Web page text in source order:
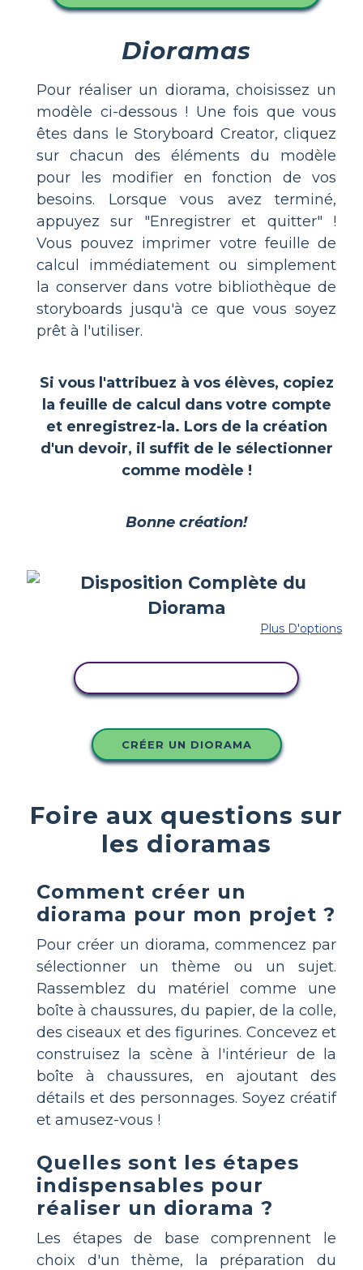
Dioramas
Pour réaliser un diorama, choisissez un
modèle ci-dessous ! Une fois que vous
êtes dans le Storyboard Creator, cliquez
sur chacun des éléments du modèle
pour les modifier en fonction de vos
besoins. Lorsque vous avez terminé,
appuyez sur "Enregistrer et quitter" !
Vous pouvez imprimer votre feuille de
calcul immédiatement ou simplement
la conserver dans votre bibliothèque de
storyboards jusqu'à ce que vous soyez
prêt à l'utiliser.
Si vous l'attribuez à vos élèves, copiez
la feuille de calcul dans votre compte
et enregistrez-la. Lors de la création
d'un devoir, il suffit de le sélectionner
comme modèle !
Bonne création!
Plus D'options
CRÉER UN DIORAMA
Foire aux questions sur
les dioramas
Comment créer un
diorama pour mon projet ?
Pour créer un diorama, commencez par
sélectionner un thème ou un sujet.
Rassemblez du matériel comme une
boîte à chaussures, du papier, de la colle,
des ciseaux et des figurines. Concevez et
construisez la scène à l'intérieur de la
boîte à chaussures, en ajoutant des
détails et des personnages. Soyez créatif
et amusez-vous !
Quelles sont les étapes
indispensables pour
réaliser un diorama ?
Les étapes de base comprennent le
choix d'un thème, la préparation du